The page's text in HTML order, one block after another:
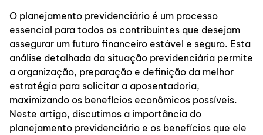
O planejamento previdenciário é um processo
essencial para todos os contribuintes que desejam
assegurar um futuro financeiro estável e seguro. Esta
análise detalhada da situação previdenciária permite
a organização, preparação e definição da melhor
estratégia para solicitar a aposentadoria,
maximizando os benefícios econômicos possíveis.
Neste artigo, discutimos a importância do
planejamento previdenciário e os benefícios que ele